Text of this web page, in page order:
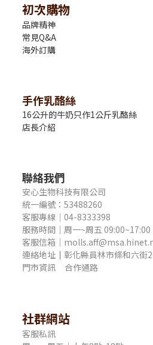
初次購物
品牌精神
常見Q&A
海外訂購
手作乳酪絲
16公升的牛奶只作1公斤乳酪絲
店長介紹
聯絡我們
安心生物科技有限公司
統一編號：53488260
客服專線｜04-8333398
服務時間｜周一~周五 09:00~17:00
客服信箱｜
連絡地址 ｜ 彰化縣員林市條和六街
門市資訊 合作通路
社群網站
客服私訊